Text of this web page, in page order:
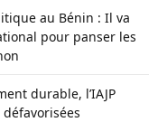
au Bénin : Il va
pour panser les
durable, l’IAJP